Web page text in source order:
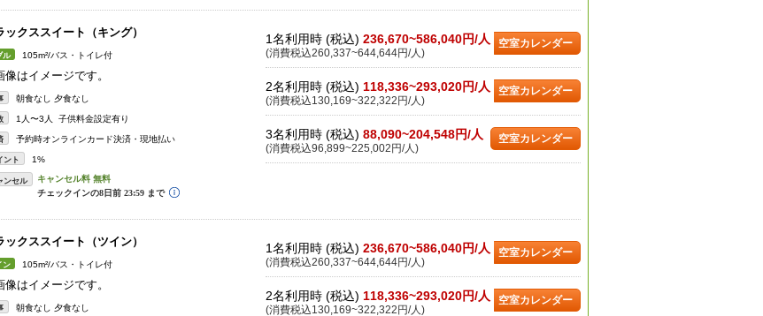
ックススイート（キング）
ル 105m²/バス・トイレ付
はイメージです。
朝食なし 夕食なし
1人〜3人 子供料金設定有り
予約時オンラインカード決済・現地払い
ント 1%
ンセル
1名利用時 (税込) 236,670~586,040円/人
(消費税込260,337~644,644円/人)
空室カレンダー
2名利用時 (税込) 118,336~293,020円/人
(消費税込130,169~322,322円/人)
空室カレンダー
3名利用時 (税込) 88,090~204,548円/人
(消費税込96,899~225,002円/人)
空室カレンダー
ックススイート（ツイン）
ン 105m²/バス・トイレ付
はイメージです。
朝食なし 夕食なし
1名利用時 (税込) 236,670~586,040円/人
(消費税込260,337~644,644円/人)
空室カレンダー
2名利用時 (税込) 118,336~293,020円/人
(消費税込130,169~322,322円/人)
空室カレンダー